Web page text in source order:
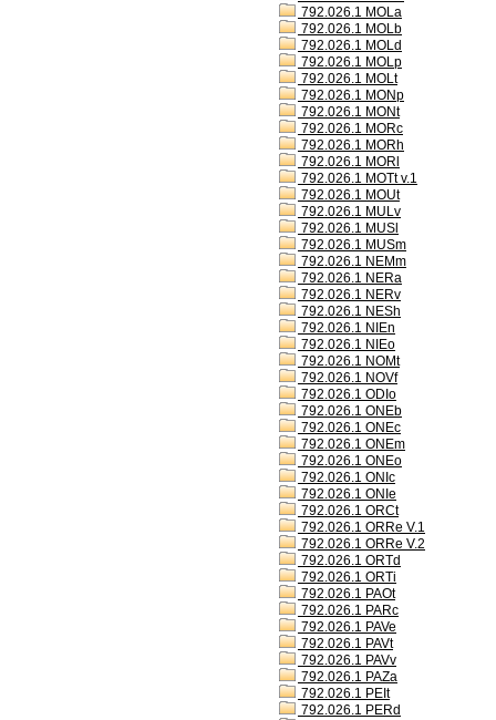
792.026.1 MOLa
792.026.1 MOLb
792.026.1 MOLd
792.026.1 MOLp
792.026.1 MOLt
792.026.1 MONp
792.026.1 MONt
792.026.1 MORc
792.026.1 MORh
792.026.1 MORl
792.026.1 MOTt v.1
792.026.1 MOUt
792.026.1 MULv
792.026.1 MUSl
792.026.1 MUSm
792.026.1 NEMm
792.026.1 NERa
792.026.1 NERv
792.026.1 NESh
792.026.1 NIEn
792.026.1 NIEo
792.026.1 NOMt
792.026.1 NOVf
792.026.1 ODIo
792.026.1 ONEb
792.026.1 ONEc
792.026.1 ONEm
792.026.1 ONEo
792.026.1 ONIc
792.026.1 ONIe
792.026.1 ORCt
792.026.1 ORRe V.1
792.026.1 ORRe V.2
792.026.1 ORTd
792.026.1 ORTi
792.026.1 PAOt
792.026.1 PARc
792.026.1 PAVe
792.026.1 PAVt
792.026.1 PAVv
792.026.1 PAZa
792.026.1 PEIt
792.026.1 PERd